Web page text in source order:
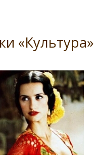
«Культура»